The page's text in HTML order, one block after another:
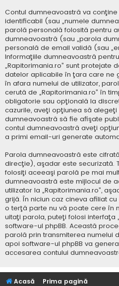
Contul dumneavoastră va
identificabil (sau „numele
parolă personală folosită pentru
dumneavoastră (sau „parola
personală de email validă (sau
Informaţiile dumneavoastră
„Rapitorimania.ro” sunt protejate
datelor aplicabile în ţara care ne
în afara numelui de utilizator,
cerută de „Rapitorimania.ro” în
obligatorie sau opţională la
cazurile, aveţi opţiunea să
dumneavoastră să fie afişate
contul dumneavoastră aveţi
a primi email-uri generate
Parola dumneavoastră este
direcţie), aşadar este securizată.
folosiţi aceeaşi parolă pe mai
dumneavoastră este mijlocul de
utilizator la „Rapitorimania.ro”,
grijă. În niciun caz cineva afiliat cu
o terţă parte nu vă poate cere în
uitaţi parola, puteţi folosi interfaţa
software-ul phpBB. Această
parolă prin transmiterea numelui
apoi software-ul phpBB va
accesarea contului
Acasă Prima pagină